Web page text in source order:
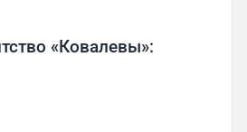
«Ковалевы»: